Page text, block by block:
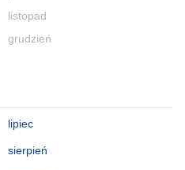
listopad
grudzień
lipiec
sierpień